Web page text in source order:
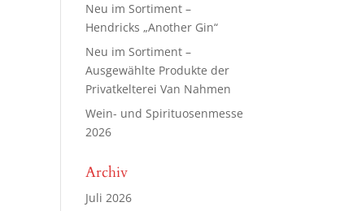
Neu im Sortiment –
Hendricks „Another Gin“
Neu im Sortiment –
Ausgewählte Produkte der
Privatkelterei Van Nahmen
Wein- und Spirituosenmesse
2026
Archiv
Juli 2026